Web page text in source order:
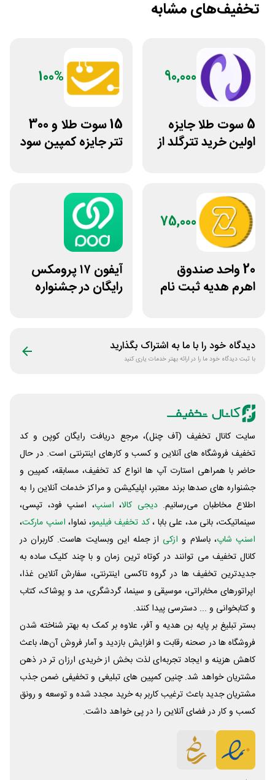
تخفیف‌های مشابه
90,000
5 سوت طلا جایزه
اولین خرید تترگلد از
100%
15 سوت طلا و 300
تتر جایزه کمپین سود
75,000
20 واحد صندوق
اهرم هدیه ثبت نام
آیفون ۱۷ پرومکس
رایگان در جشنواره
دیدگاه خود را با ما به اشتراک بگذارید
با ثبت دیدگاه خود ما را در ارائه بهتر خدمات یاری کنید
سایت کانال تخفیف (آف چنل)، مرجع دریافت رایگان کوپن و کد
تخفیف فروشگاه های آنلاین و کسب و‌ کارهای اینترنتی است. در حال
حاضر با همراهی استارت آپ ها انواع کد تخفیف، مسابقه، کمپین و
جشنواره های صدها برند معتبر، اپلیکیشن و مراکز خدمات آنلاین را به
اطلاع مخاطبان می‌رسانیم. دیجی کالا، اسنپ، اسنپ فود، تپسی،
سینماتیکت، بانی مد، علی‌ بابا ،کد تخفیف فیلیمو، نماوا، اسنپ مارکت،
اسنپ شاپ، باسلام و ازکی از جمله این وبسایت ‌هاست. کاربران در
کانال تخفیف می توانند در کوتاه ترین زمان و با چند کلیک ساده به
جدیدترین تخفیف ها در گروه تاکسی اینترنتی، سفارش آنلاین غذا،
اپراتورهای مخابراتی، موسیقی و سینما، گردشگری، مد و پوشاک، کتاب
و کتابخوانی و ... دسترسی پیدا کنند.
بستر تبلیغ بر پایه بن هدیه و آفر، علاوه بر کمک به بهتر شناخته شدن
فروشگاه ها در صحنه رقابت و افزایش بازدید و آمار فروش آن‌ها، باعث
کاهش هزینه و ایجاد تجربه‌ای لذت بخش از خریدی ارزان تر در ذهن
مشتریان خواهد شد. چنین کمپین های تبلیغی و تخفیفی ضمن جذب
مشتریان جدید باعث ترغیب کاربر به خرید مجدد شده و توسعه و رونق
کسب و کار در فضای آنلاین را در پی خواهد داشت.